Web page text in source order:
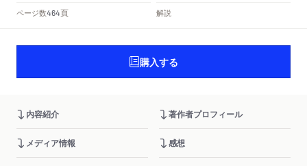
ページ数464頁 解説
購入する
内容紹介 著作者プロフィール
メディア情報 感想